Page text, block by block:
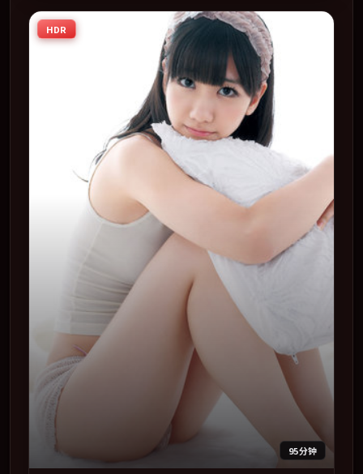
2025 年度话题片中口碑稳健，适合喜欢强情节与人物弧光
的观众完整观看。
HDR
95分钟